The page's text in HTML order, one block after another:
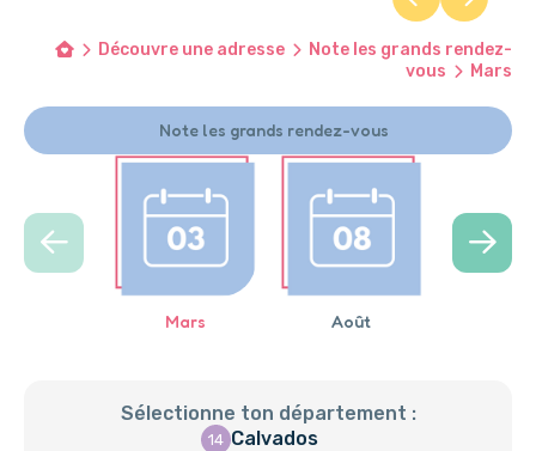
Découvre une adresse
Note les grands rendez-
vous
Mars
Note les grands rendez-vous
Mars Août
Sélectionne ton département :
14 Calvados